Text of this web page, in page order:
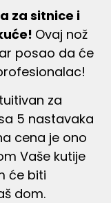
za sitnice i
Ovaj nož
posao da će
za
5 nastavaka
cena je ono
Vaše kutije
će biti
dom.